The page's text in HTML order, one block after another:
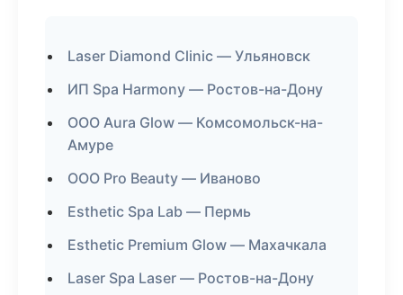
Laser Diamond Clinic — Ульяновск
ИП Spa Harmony — Ростов-на-Дону
ООО Aura Glow — Комсомольск-на-
Амуре
ООО Pro Beauty — Иваново
Esthetic Spa Lab — Пермь
Esthetic Premium Glow — Махачкала
Laser Spa Laser — Ростов-на-Дону